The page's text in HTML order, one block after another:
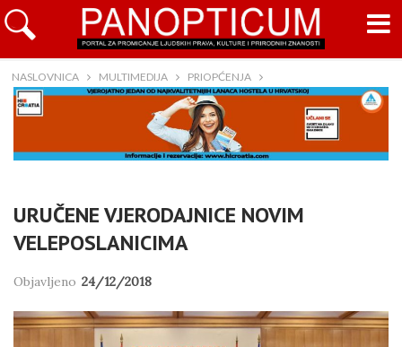
NASLOVNICA MULTIMEDIJA PRIOPĆENJA
URUČENE VJERODAJNICE NOVIM
VELEPOSLANICIMA
Objavljeno 24/12/2018